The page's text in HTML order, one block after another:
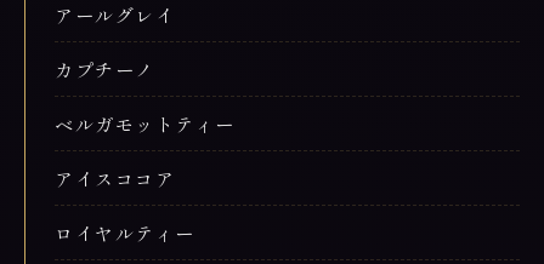
アールグレイ
カプチーノ
ベルガモットティー
アイスココア
ロイヤルティー